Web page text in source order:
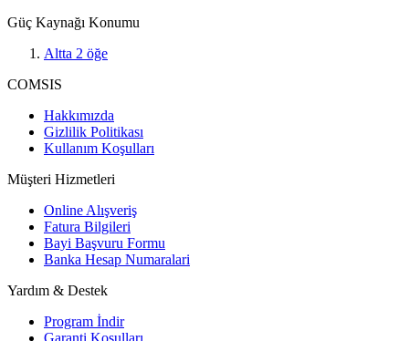
Güç Kaynağı Konumu
Altta 2 öğe
COMSIS
Hakkımızda
Gizlilik Politikası
Kullanım Koşulları
Müşteri Hizmetleri
Online Alışveriş
Fatura Bilgileri
Bayi Başvuru Formu
Banka Hesap Numaralari
Yardım & Destek
Program İndir
Garanti Koşulları